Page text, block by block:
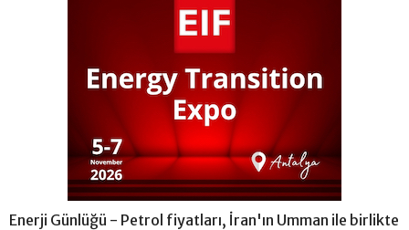
Enerji Günlüğü - Petrol fiyatları, İran'ın Umman ile birlikte